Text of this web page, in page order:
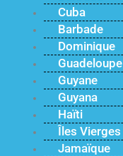
Cuba
Barbade
Dominique
Guadeloupe
Guyane
Guyana
Haïti
Îles Vierges
Jamaïque